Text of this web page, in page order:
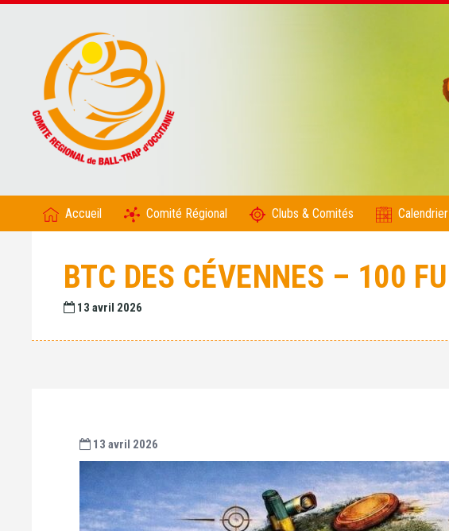
Accueil Comité Régional Clubs & Comités Calendrier
BTC DES CÉVENNES – 100 FU
13 avril 2026
13 avril 2026